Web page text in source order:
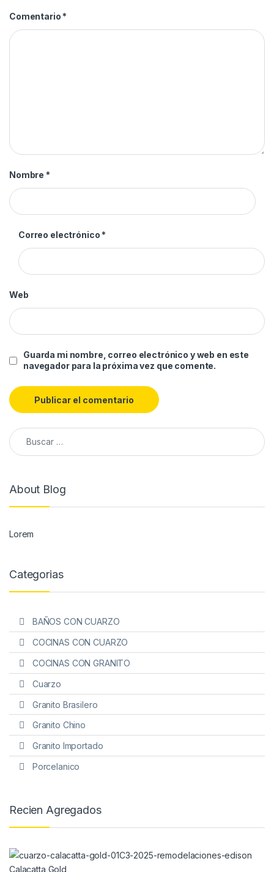
Comentario *
Nombre *
Correo electrónico *
Web
Guarda mi nombre, correo electrónico y web en este
navegador para la próxima vez que comente.
About Blog
Lorem
Categorias
BAÑOS CON CUARZO
COCINAS CON CUARZO
COCINAS CON GRANITO
Cuarzo
Granito Brasilero
Granito Chino
Granito Importado
Porcelanico
Recien Agregados
Calacatta Gold